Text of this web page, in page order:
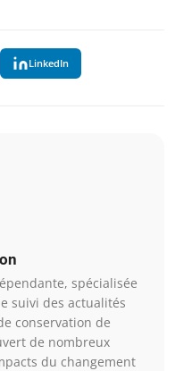
LinkedIn
spécialisée
suivi des actualités
conservation de
de nombreux
du changement